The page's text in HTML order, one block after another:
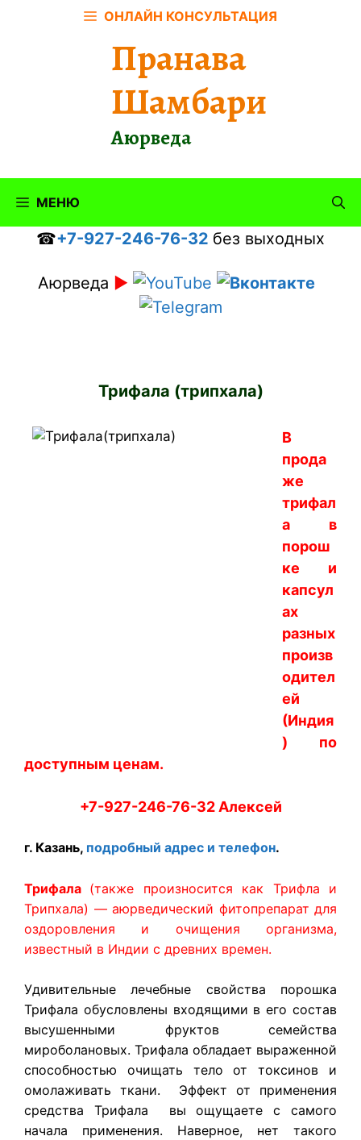
ОНЛАЙН КОНСУЛЬТАЦИЯ
Пранава
Шамбари
Аюрведа
МЕНЮ
☎+7-927-246-76-32 без выходных
Аюрведа ►
Трифала (трипхала)
В
прода
же
трифал
а в
порош
ке и
капсул
ах
разных
произв
одител
ей
(Индия
) по
доступным ценам.
+7-927-246-76-32 Алексей
г. Казань, подробный адрес и телефон.
Трифала (также произносится как Трифла и
Трипхала) — аюрведический фитопрепарат для
оздоровления и очищения организма,
известный в Индии с древних времен.
Удивительные лечебные свойства порошка
Трифала обусловлены входящими в его состав
высушенными фруктов семейства
мироболановых. Трифала обладает выраженной
способностью очищать тело от токсинов и
омолаживать ткани. Эффект от применения
средства Трифала вы ощущаете с самого
начала применения. Наверное, нет такого